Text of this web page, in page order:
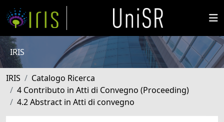
IRIS
IRIS
Catalogo Ricerca
4 Contributo in Atti di Convegno (Proceeding)
4.2 Abstract in Atti di convegno